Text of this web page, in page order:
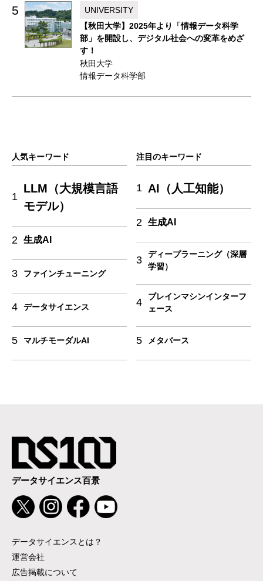
5
UNIVERSITY
【秋田大学】2025年より「情報データ科学
部」を開設し、デジタル社会への変革をめざ
す！
秋田大学
情報データ科学部
人気キーワード
1
LLM（大規模言語
モデル）
2 生成AI
3 ファインチューニング
4 データサイエンス
5 マルチモーダルAI
注目のキーワード
1 AI（人工知能）
2 生成AI
3
ディープラーニング（深層
学習）
4
ブレインマシンインターフ
ェース
5 メタバース
データサイエンス百景
データサイエンスとは？
運営会社
広告掲載について